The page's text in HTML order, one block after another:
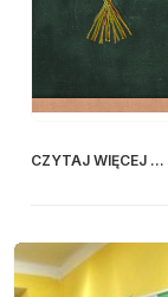
CZYTAJ WIĘCEJ ...